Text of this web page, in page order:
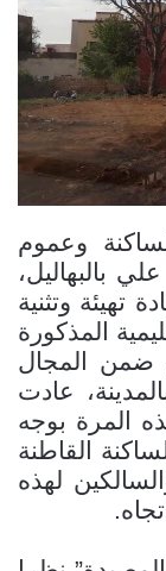
وعموم
بالبهاليل،
تهيئة وتثنية
المذكورة
ضمن المجال
عادت
المرة بوجه
القاطنة
لهذه